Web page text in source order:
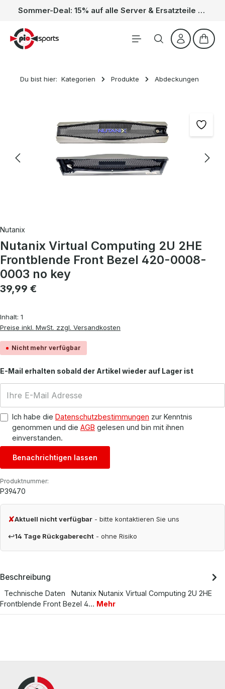
Zum Hauptinhalt springen Sommer-Deal: 15% auf alle Server & Ersatzteile – Kein Code nötig, der Rabatt wird automatisch im Warenkorb abgezogen. Gültig vom 01.06. bis 31.08.
Du bist hier: Kategorien Produkte Abdeckungen
Nutanix
Nutanix Virtual Computing 2U 2HE
Frontblende Front Bezel 420-0008-
0003 no key
Regulärer Preis:
39,99 €
Inhalt: 1
Preise inkl. MwSt. zzgl. Versandkosten
Nicht mehr verfügbar
E-Mail erhalten sobald der Artikel wieder auf Lager ist
Ich habe die Datenschutzbestimmungen zur Kenntnis
genommen und die AGB gelesen und bin mit ihnen
einverstanden.
Benachrichtigen lassen
Produktnummer:
P39470
✘Aktuell nicht verfügbar - bitte kontaktieren Sie uns
↩14 Tage Rückgaberecht - ohne Risiko
Beschreibung
Technische Daten Nutanix Nutanix Virtual Computing 2U 2HE
Frontblende Front Bezel 4… Mehr